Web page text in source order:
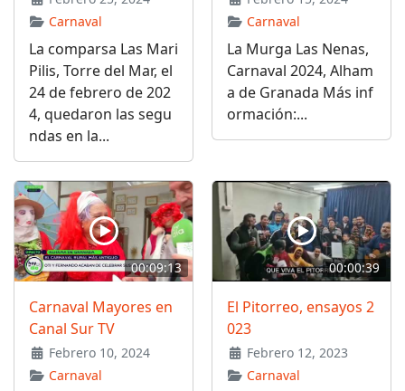
Carnaval
La comparsa Las Mari
Pilis, Torre del Mar, el
24 de febrero de 202
4, quedaron las segu
ndas en la...
Carnaval
La Murga Las Nenas,
Carnaval 2024, Alham
a de Granada Más inf
ormación:...
00:09:13
Carnaval Mayores en
Canal Sur TV
Febrero 10, 2024
Carnaval
00:00:39
El Pitorreo, ensayos 2
023
Febrero 12, 2023
Carnaval